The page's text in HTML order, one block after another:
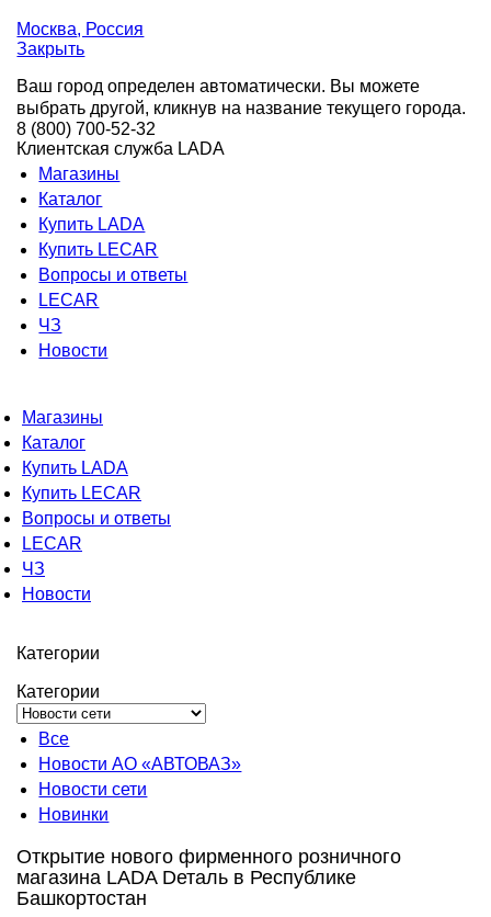
Москва, Россия
Закрыть
Ваш город определен автоматически. Вы можете
выбрать другой, кликнув на название текущего города.
8 (800) 700-52-32
Клиентская служба LADA
Магазины
Каталог
Купить LADA
Купить LECAR
Вопросы и ответы
LECAR
ЧЗ
Новости
Магазины
Каталог
Купить LADA
Купить LECAR
Вопросы и ответы
LECAR
ЧЗ
Новости
Категории
Категории
Все
Новости АО «АВТОВАЗ»
Новости сети
Новинки
Открытие нового фирменного розничного
магазина LADA Dеталь в Республике
Башкортостан